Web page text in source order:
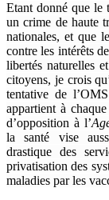
Etant donné que le
un crime de haute
nationales, et que
contre les intérêts
libertés naturelles
citoyens, je crois
tentative de
appartient à
d’opposition à l’
la santé vise
drastique des
privatisation des
maladies par les